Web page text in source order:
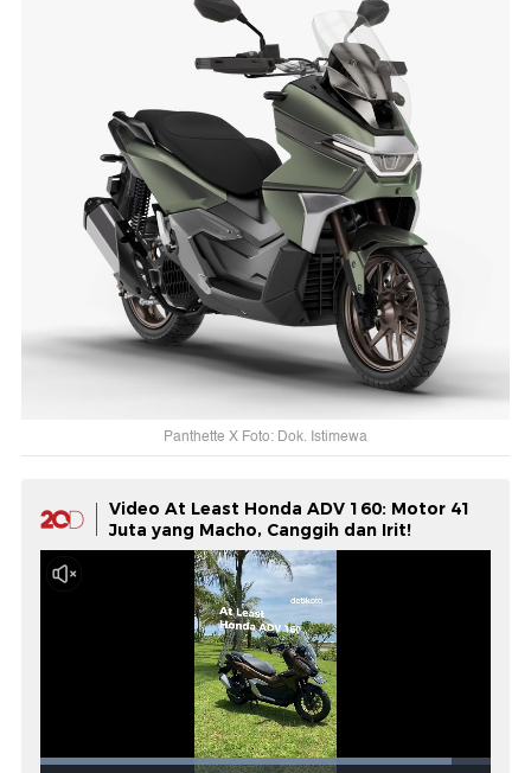
Panthette X Foto: Dok. Istimewa
Video At Least Honda ADV 160: Motor 41
Juta yang Macho, Canggih dan Irit!